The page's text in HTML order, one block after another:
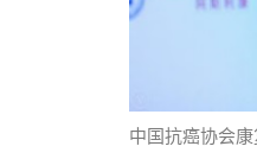
中国抗癌协会